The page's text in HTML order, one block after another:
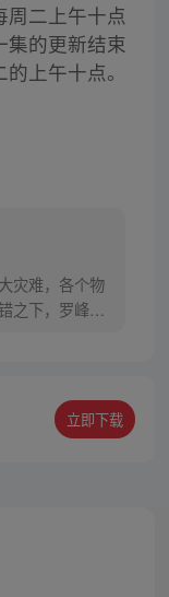
周二上午十点
集的更新结束
上午十点。
灾难，各个物
之下，罗峰得
噬巨兽，同时
峰迈出了他所
立即下载